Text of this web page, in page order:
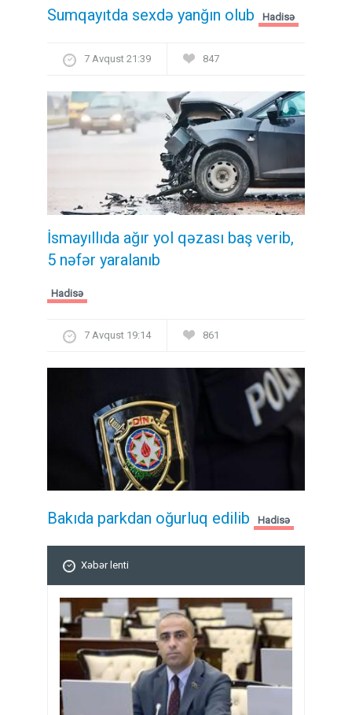
Sumqayıtda sexdə yanğın olub Hadisə
7 Avqust 21:39 847
İsmayıllıda ağır yol qəzası baş verib,
5 nəfər yaralanıb
Hadisə
7 Avqust 19:14 861
Bakıda parkdan oğurluq edilib Hadisə
Xəbər lenti